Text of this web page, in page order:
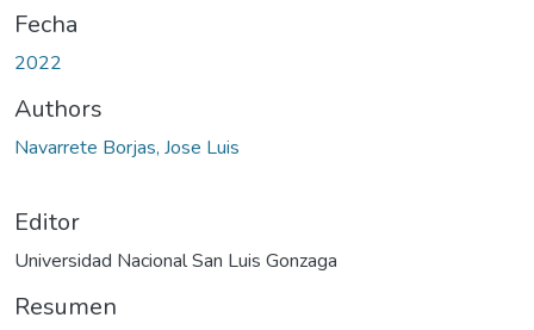
Fecha
2022
Authors
Navarrete Borjas, Jose Luis
Editor
Universidad Nacional San Luis Gonzaga
Resumen